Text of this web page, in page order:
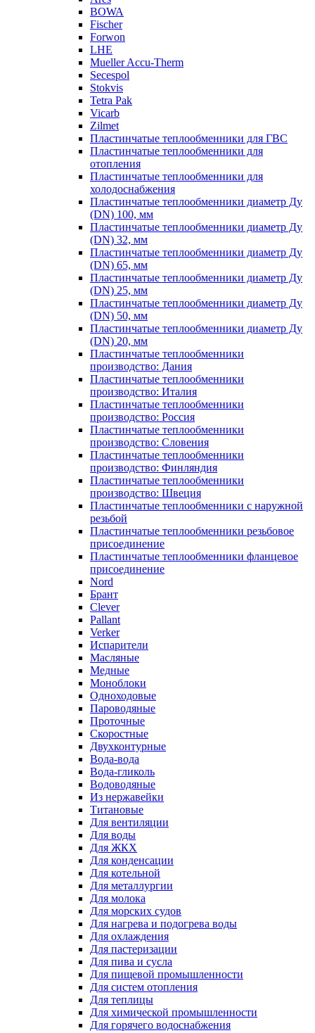
BOWA
Fischer
Forwon
LHE
Mueller Accu-Therm
Secespol
Stokvis
Tetra Pak
Vicarb
Zilmet
Пластинчатые теплообменники для ГВС
Пластинчатые теплообменники для
отопления
Пластинчатые теплообменники для
холодоснабжения
Пластинчатые теплообменники диаметр Ду
(DN) 100, мм
Пластинчатые теплообменники диаметр Ду
(DN) 32, мм
Пластинчатые теплообменники диаметр Ду
(DN) 65, мм
Пластинчатые теплообменники диаметр Ду
(DN) 25, мм
Пластинчатые теплообменники диаметр Ду
(DN) 50, мм
Пластинчатые теплообменники диаметр Ду
(DN) 20, мм
Пластинчатые теплообменники
производство: Дания
Пластинчатые теплообменники
производство: Италия
Пластинчатые теплообменники
производство: Россия
Пластинчатые теплообменники
производство: Словения
Пластинчатые теплообменники
производство: Финляндия
Пластинчатые теплообменники
производство: Швеция
Пластинчатые теплообменники с наружной
резьбой
Пластинчатые теплообменники резьбовое
присоединение
Пластинчатые теплообменники фланцевое
присоединение
Nord
Брант
Clever
Pallant
Verker
Испарители
Масляные
Медные
Моноблоки
Одноходовые
Пароводяные
Проточные
Скоростные
Двухконтурные
Вода-вода
Вода-гликоль
Водоводяные
Из нержавейки
Титановые
Для вентиляции
Для воды
Для ЖКХ
Для конденсации
Для котельной
Для металлургии
Для молока
Для морских судов
Для нагрева и подогрева воды
Для охлаждения
Для пастеризации
Для пива и сусла
Для пищевой промышленности
Для систем отопления
Для теплицы
Для химической промышленности
Для горячего водоснабжения